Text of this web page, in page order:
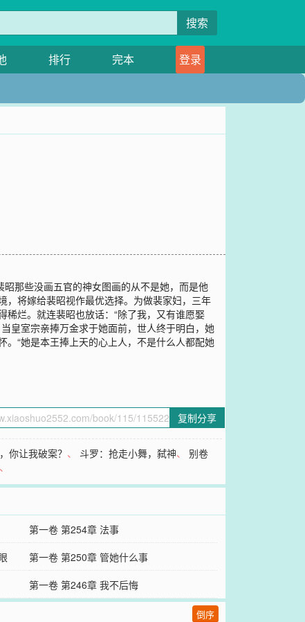
搜索
排行 完本
登录
那些没画五官的神女图画的从不是她，而是他
，将嫁给裴昭视作最优选择。为做裴家妇，三年
烂。就连裴昭也放话：“除了我，又有谁愿娶
皇室宗亲捧万金求于她面前，世人终于明白，她
“她是本王捧上天的心上人，不是什么人都配她
复制分享
你让我破案？ 、斗罗：抢走小舞，弑神、别卷
、
第一卷 第254章 法事
第一卷 第250章 管她什么事
第一卷 第246章 我不后悔
倒序